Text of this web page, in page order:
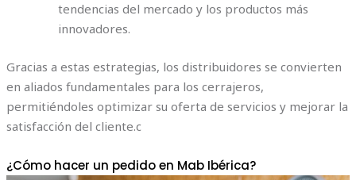
tendencias del mercado y los productos más
innovadores.
Gracias a estas estrategias, los distribuidores se convierten
en aliados fundamentales para los cerrajeros,
permitiéndoles optimizar su oferta de servicios y mejorar la
satisfacción del cliente.c
¿Cómo hacer un pedido en Mab Ibérica?